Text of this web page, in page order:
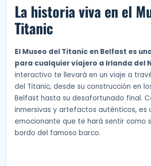
La historia viva en el
Titanic
El Museo del Titanic en Belfast es
para cualquier viajero a Irlanda del
interactivo te llevará en un viaje a
del Titanic, desde su construcción en
Belfast hasta su desafortunado final.
inmersivas y artefactos auténticos, es
emocionante que te hará sentir como
bordo del famoso barco.